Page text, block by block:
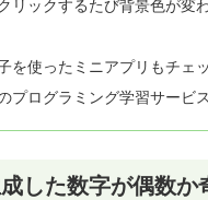
リックするたび背景色が変
を使ったミニアプリもチェ
プログラミング学習サービス
した数字が偶数か